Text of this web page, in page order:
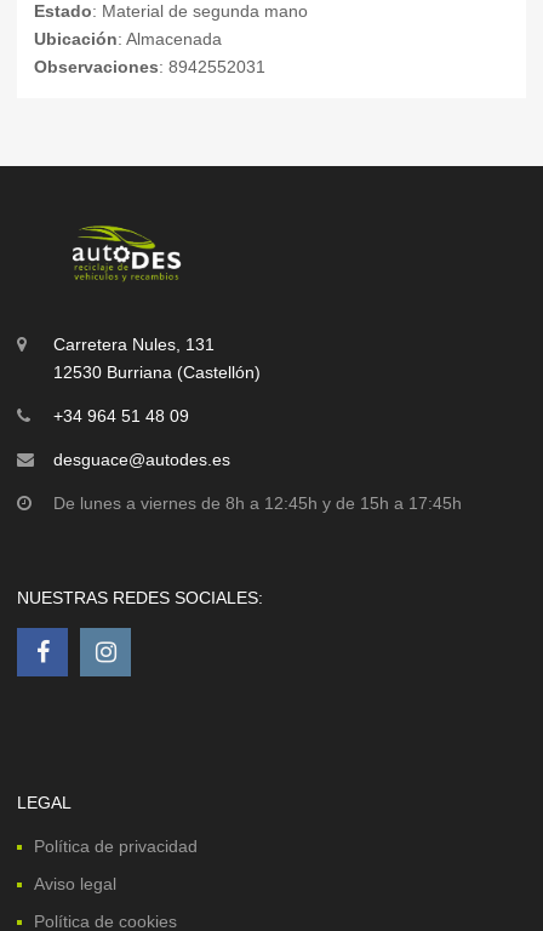
Estado: Material de segunda mano
Ubicación: Almacenada
Observaciones: 8942552031
Carretera Nules, 131
12530 Burriana (Castellón)
+34 964 51 48 09
desguace@autodes.es
De lunes a viernes de 8h a 12:45h y de 15h a 17:45h
NUESTRAS REDES SOCIALES:
LEGAL
Política de privacidad
Aviso legal
Política de cookies